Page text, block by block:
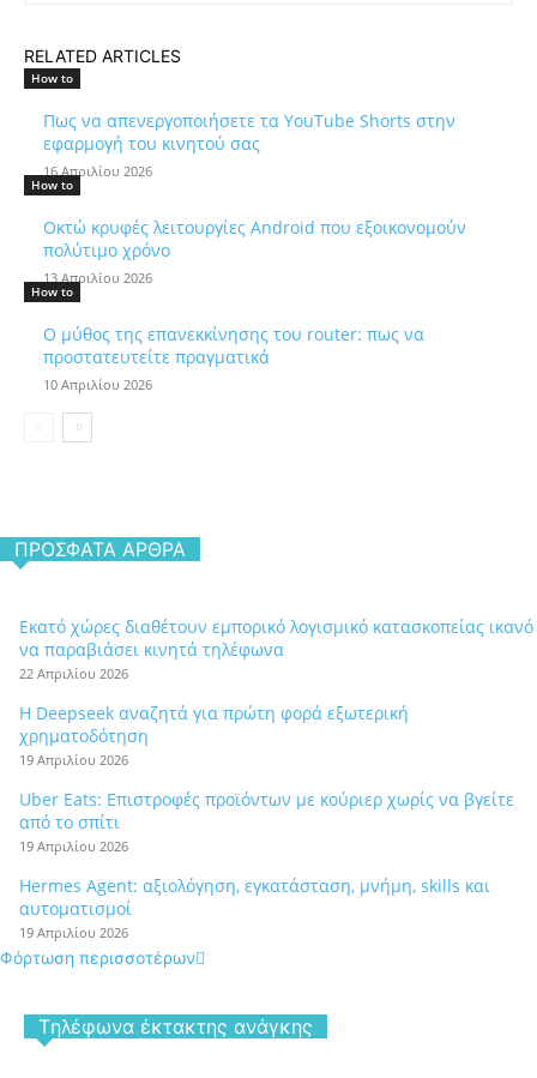
RELATED ARTICLES
How to
Πως να απενεργοποιήσετε τα YouTube Shorts στην
εφαρμογή του κινητού σας
16 Απριλίου 2026
How to
Οκτώ κρυφές λειτουργίες Android που εξοικονομούν
πολύτιμο χρόνο
13 Απριλίου 2026
How to
Ο μύθος της επανεκκίνησης του router: πως να
προστατευτείτε πραγματικά
10 Απριλίου 2026
ΠΡΌΣΦΑΤΑ ΆΡΘΡΑ
Εκατό χώρες διαθέτουν εμπορικό λογισμικό κατασκοπείας ικανό
να παραβιάσει κινητά τηλέφωνα
22 Απριλίου 2026
Η Deepseek αναζητά για πρώτη φορά εξωτερική
χρηματοδότηση
19 Απριλίου 2026
Uber Eats: Επιστροφές προϊόντων με κούριερ χωρίς να βγείτε
από το σπίτι
19 Απριλίου 2026
Hermes Agent: αξιολόγηση, εγκατάσταση, μνήμη, skills και
αυτοματισμοί
19 Απριλίου 2026
Φόρτωση περισσοτέρων
Tηλέφωνα έκτακτης ανάγκης